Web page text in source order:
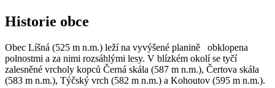
Historie obce
Obec Líšná (525 m n.m.) leží na vyvýšené planině obklopena
polnostmi a za nimi rozsáhlými lesy. V blízkém okolí se tyčí
zalesněné vrcholy kopců Černá skála (587 m n.m.), Čertova skála
(583 m n.m.), Týčský vrch (582 m n.m.) a Kohoutov (595 m n.m.).